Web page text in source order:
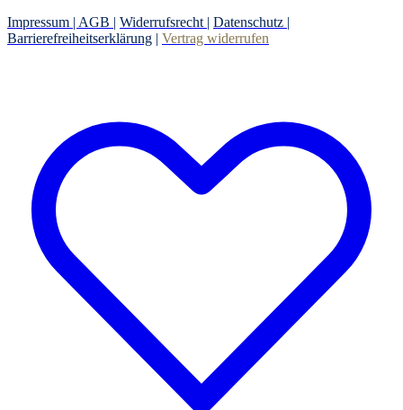
Impressum | AGB | Widerrufsrecht | Datenschutz |
Barrierefreiheitserklärung | Vertrag widerrufen